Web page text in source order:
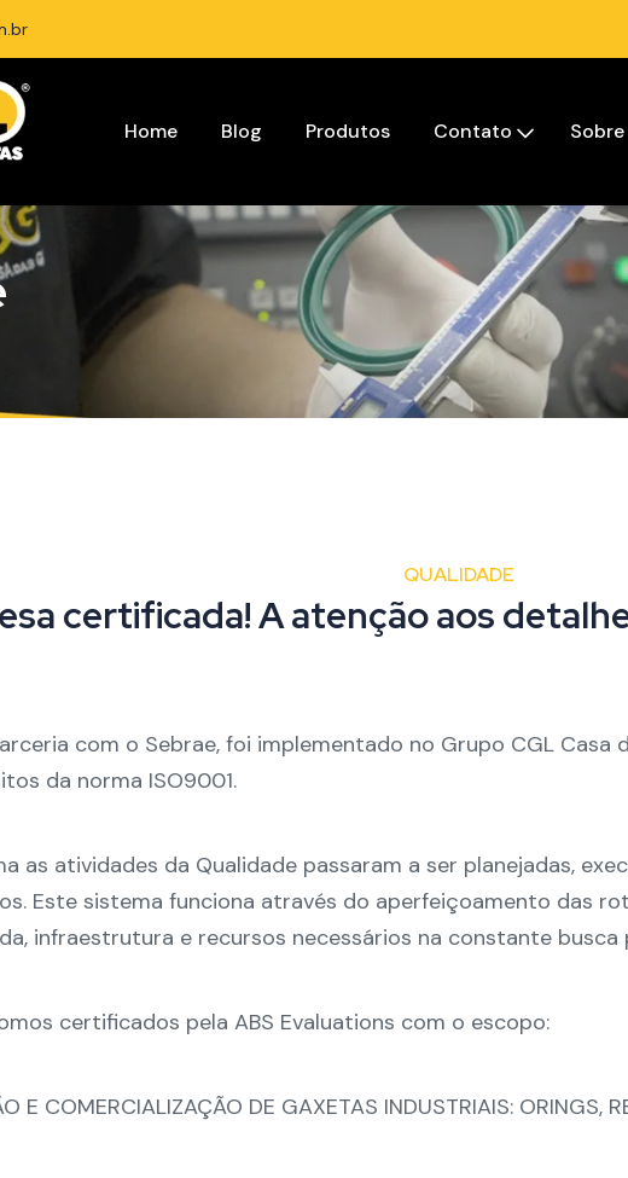
Home Blog Produtos Contato Sobre
QUALIDADE
certificada! A atenção aos
com o Sebrae, foi implementado no Grupo CGL Casa
da norma ISO9001.
as atividades da Qualidade passaram a ser planejadas,
Este sistema funciona através do aperfeiçoamento das
infraestrutura e recursos necessários na constante busca
certificados pela ABS Evaluations com o escopo:
E COMERCIALIZAÇÃO DE GAXETAS INDUSTRIAIS: ORINGS,